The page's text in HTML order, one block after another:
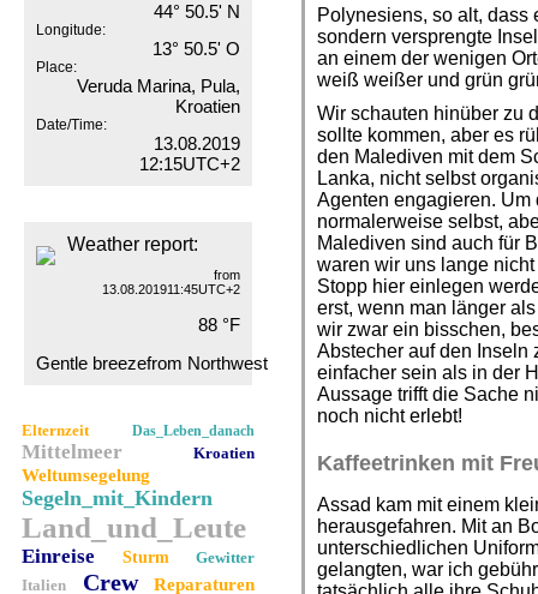
44° 50.5' N
Longitude:
13° 50.5' O
Place:
Veruda Marina, Pula,
Kroatien
Date/Time:
13.08.2019
12:15UTC+2
Weather report:
from
13.08.201911:45UTC+2
88 °F
Gentle breezefrom Northwest
Elternzeit Das_Leben_danach
Mittelmeer Kroatien
Weltumsegelung
Segeln_mit_Kindern
Land_und_Leute
Einreise Sturm
Gewitter
Italien
Crew
Reparaturen
Polynesiens, so alt,
sondern versprengte
an einem der wenigen
weiß weißer und grün
Wir schauten hinüber zu
sollte kommen, aber es
den Malediven mit dem
Lanka, nicht selbst
Agenten engagieren. Um
normalerweise selbst,
Malediven sind auch für
waren wir uns lange
Stopp hier einlegen
erst, wenn man länger
wir zwar ein bisschen,
Abstecher auf den Inseln
einfacher sein als in der
Aussage trifft die Sache
noch nicht erlebt!
Kaffeetrinken mit
Assad kam mit einem
herausgefahren. Mit an
unterschiedlichen
gelangten, war ich